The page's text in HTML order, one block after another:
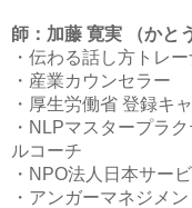
師：加藤 寛実 （かと
・伝わる話し方トレ
・産業カウンセラー
・厚生労働省 登録キ
・NLPマスタープラ
ルコーチ
・NPO法人日本サー
・アンガーマネジメ